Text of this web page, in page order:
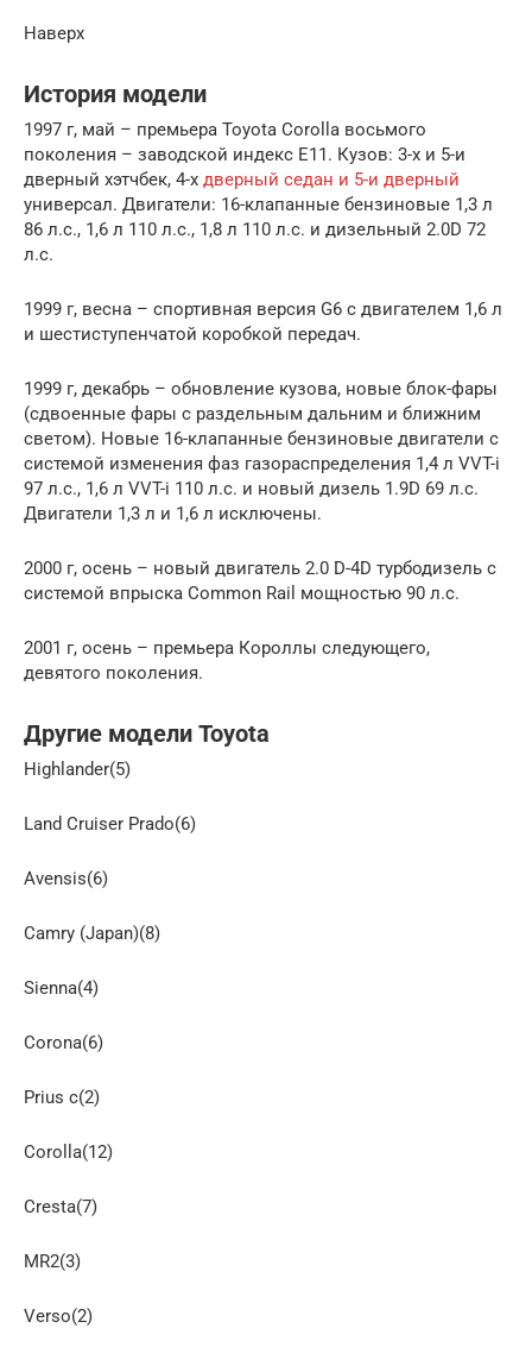
Наверх
История модели
1997 г, май – премьера Toyota Corolla восьмого
поколения – заводской индекс Е11. Кузов: 3-х и 5-и
дверный хэтчбек, 4-х дверный седан и 5-и дверный
универсал. Двигатели: 16-клапанные бензиновые 1,3 л
86 л.с., 1,6 л 110 л.с., 1,8 л 110 л.с. и дизельный 2.0D 72
л.с.
1999 г, весна – спортивная версия G6 с двигателем 1,6 л
и шестиступенчатой коробкой передач.
1999 г, декабрь – обновление кузова, новые блок-фары
(сдвоенные фары с раздельным дальним и ближним
светом). Новые 16-клапанные бензиновые двигатели с
системой изменения фаз газораспределения 1,4 л VVT-i
97 л.с., 1,6 л VVT-i 110 л.с. и новый дизель 1.9D 69 л.с.
Двигатели 1,3 л и 1,6 л исключены.
2000 г, осень – новый двигатель 2.0 D-4D турбодизель с
системой впрыска Common Rail мощностью 90 л.с.
2001 г, осень – премьера Короллы следующего,
девятого поколения.
Другие модели Toyota
Highlander(5)
Land Cruiser Prado(6)
Avensis(6)
Camry (Japan)(8)
Sienna(4)
Corona(6)
Prius c(2)
Corolla(12)
Cresta(7)
MR2(3)
Verso(2)